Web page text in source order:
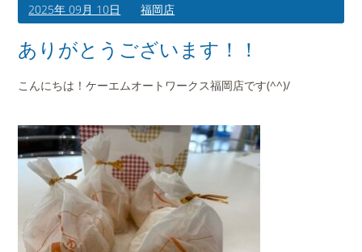
買取査定のご案内
店舗案内
会社概要
2025年 09月 10日 福岡店
ありがとうございます！！
こんにちは！ケーエムオートワークス福岡店です(^^)/